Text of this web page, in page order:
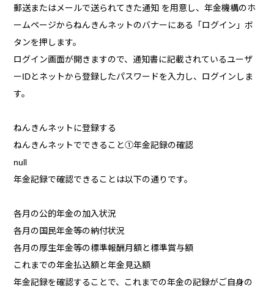
郵送またはメールで送られてきた通知 を用意し、年金機構のホ
ームページからねんきんネットのバナーにある「ログイン」ボ
タンを押します。
ログイン画面が開きますので、通知書に記載されているユーザ
ーIDとネットから登録したパスワードを入力し、ログインしま
す。
ねんきんネットに登録する
ねんきんネットでできること①年金記録の確認
null
年金記録で確認できることは以下の通りです。
各月の公的年金の加入状況
各月の国民年金等の納付状況
各月の厚生年金等の標準報酬月額と標準賞与額
これまでの年金払込額と年金見込額
年金記録を確認することで、これまでの年金の記録がご自身の